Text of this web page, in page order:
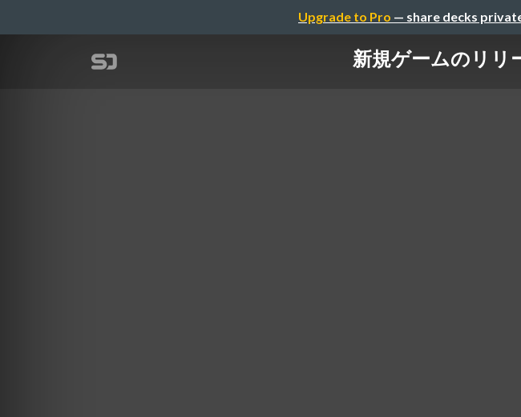
Upgrade to Pro — share decks
新規ゲームのリリ